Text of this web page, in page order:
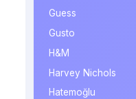
Guess
Gusto
H&M
Harvey Nichols
Hatemoğlu